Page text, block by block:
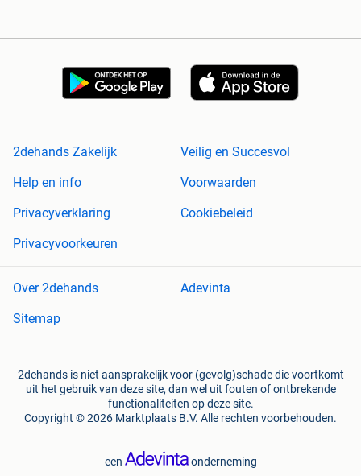
2dehands Zakelijk
Veilig en Succesvol
Help en info
Voorwaarden
Privacyverklaring
Cookiebeleid
Privacyvoorkeuren
Over 2dehands
Adevinta
Sitemap
2dehands is niet aansprakelijk voor (gevolg)schade die voortkomt
uit het gebruik van deze site, dan wel uit fouten of ontbrekende
functionaliteiten op deze site.
Copyright © 2026 Marktplaats B.V. Alle rechten voorbehouden.
een onderneming